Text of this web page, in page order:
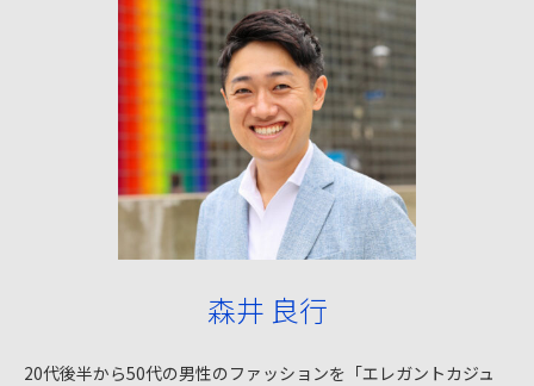
森井 良行
20代後半から50代の男性のファッションを「エレガントカジュ